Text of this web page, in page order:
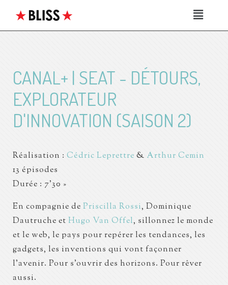
CANAL+ | SEAT - DÉTOURS,
EXPLORATEUR
D'INNOVATION (SAISON 2)
Réalisation : Cédric Leprettre & Arthur Cemin
13 épisodes
Durée : 7’30 »
En compagnie de Priscilla Rossi, Dominique
Dautruche et Hugo Van Offel, sillonnez le monde
et le web, le pays pour repérer les tendances, les
gadgets, les inventions qui vont façonner
l’avenir. Pour s’ouvrir des horizons. Pour rêver
aussi.